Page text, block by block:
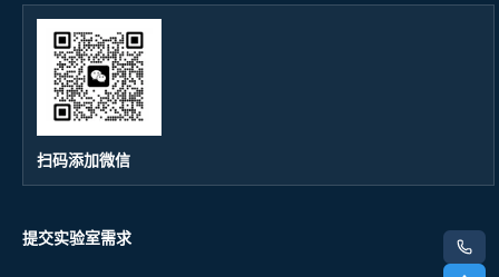
电话
扫码添加微信
提交实验室需求